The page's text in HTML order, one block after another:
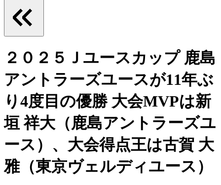
２０２５Ｊユースカップ 鹿島
アントラーズユースが11年ぶ
り4度目の優勝 大会MVPは新
垣 祥大（鹿島アントラーズユ
ース）、大会得点王は古賀 大
雅（東京ヴェルディユース）